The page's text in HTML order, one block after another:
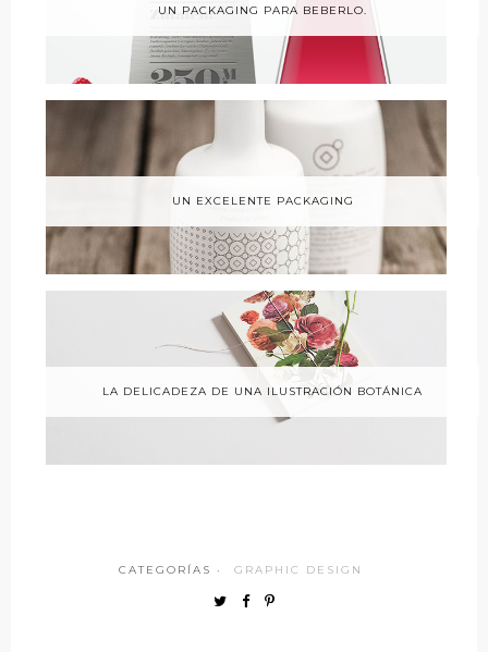
UN PACKAGING PARA BEBERLO.
UN EXCELENTE PACKAGING
LA DELICADEZA DE UNA ILUSTRACIÓN BOTÁNICA
CATEGORÍAS · GRAPHIC DESIGN